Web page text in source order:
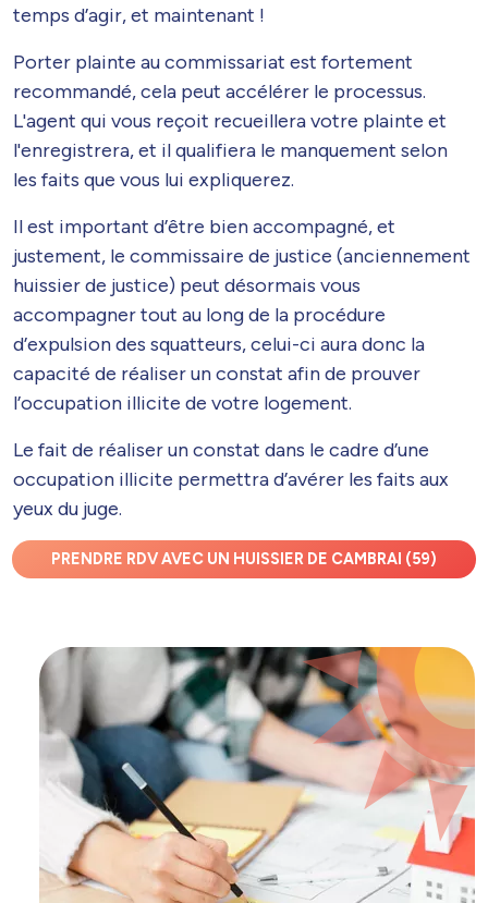
temps d’agir, et maintenant !
Porter plainte au commissariat est fortement
recommandé, cela peut accélérer le processus.
L'agent qui vous reçoit recueillera votre plainte et
l'enregistrera, et il qualifiera le manquement selon
les faits que vous lui expliquerez.
Il est important d’être bien accompagné, et
justement, le commissaire de justice (anciennement
huissier de justice) peut désormais vous
accompagner tout au long de la procédure
d’expulsion des squatteurs, celui-ci aura donc la
capacité de réaliser un constat afin de prouver
l’occupation illicite de votre logement.
Le fait de réaliser un constat dans le cadre d’une
occupation illicite permettra d’avérer les faits aux
yeux du juge.
PRENDRE RDV AVEC UN HUISSIER DE CAMBRAI (59)